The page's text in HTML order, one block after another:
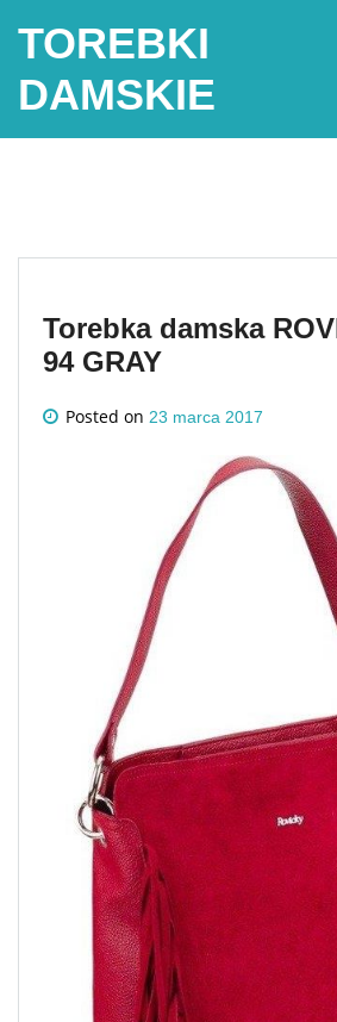
TOREBKI
DAMSKIE
Torebka damska
94 GRAY
Posted on 23 marca 2017